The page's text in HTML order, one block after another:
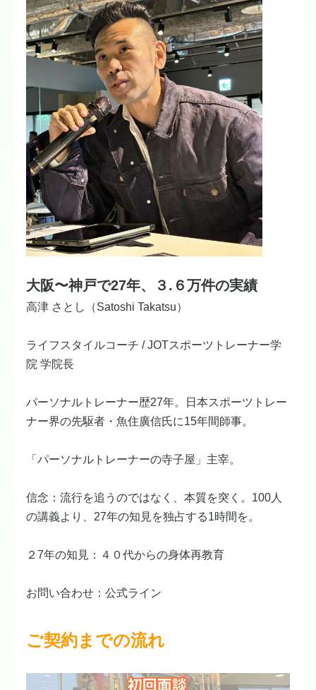
大阪〜神戸で27年、３.６万件の実績
​高津 さとし（Satoshi Takatsu）
ライフスタイルコーチ / JOTスポーツトレーナー学
院 学院長
パーソナルトレーナー歴27年。日本スポーツトレー
ナー界の先駆者・魚住廣信氏に15年間師事。
「パーソナルトレーナーの寺子屋」主宰。
信念：流行を追うのではなく、本質を突く。100人
の講義より、27年の知見を独占する1時間を。
​２7年の知見： ４０代からの身体再教育​
​お問い合わせ：公式ライン​
ご契約までの流れ